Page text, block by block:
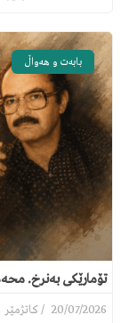
بابەت و هەواڵ
تۆمارێکی بەنرخ.
20/07/2026